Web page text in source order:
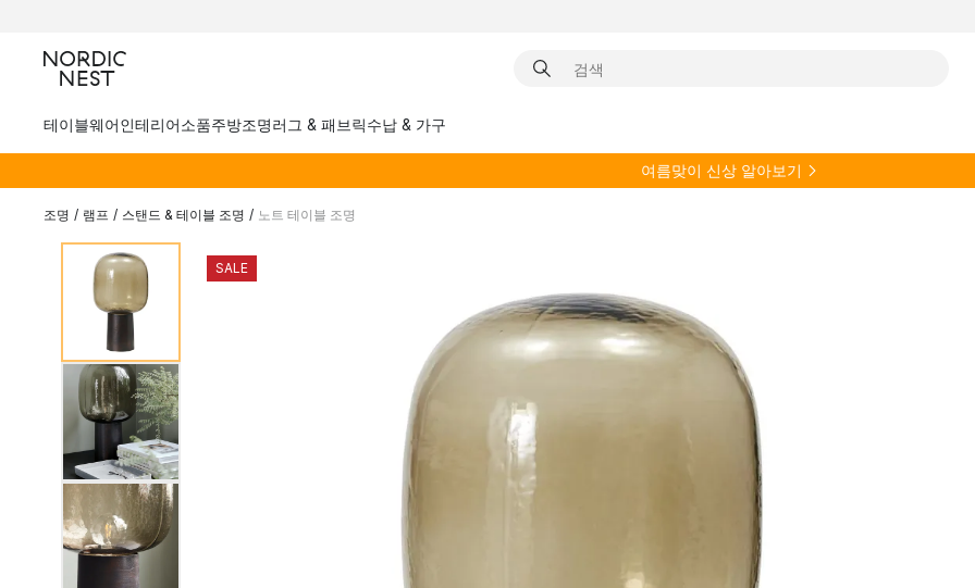
테이블웨어인테리어소품주방조명러그 & 패브릭수납 & 가구
여름맞이 신상 알아보기
조명 / 램프 / 스탠드 & 테이블 조명 / 노트 테이블 조명
SALE